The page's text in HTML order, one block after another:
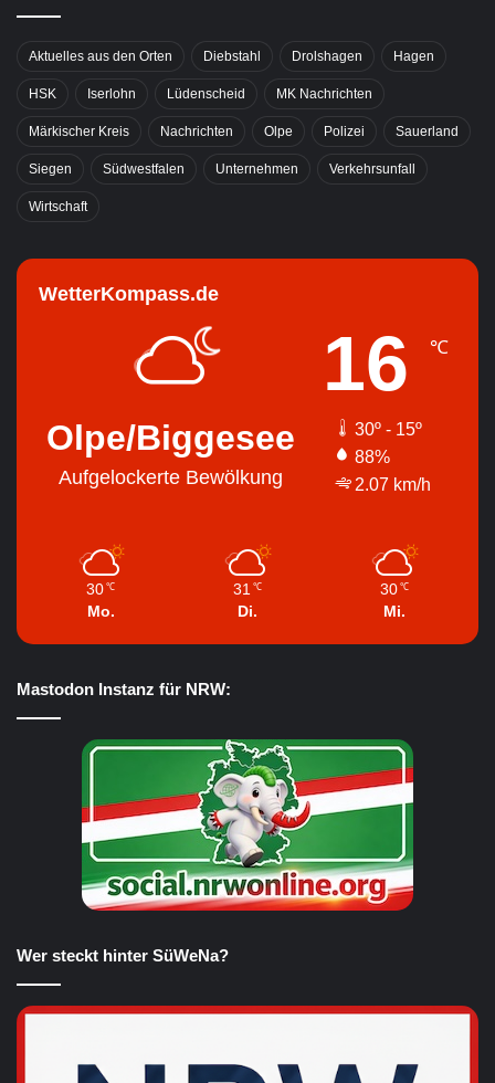
Aktuelles aus den Orten Diebstahl Drolshagen Hagen
HSK Iserlohn Lüdenscheid MK Nachrichten
Märkischer Kreis Nachrichten Olpe Polizei Sauerland
Siegen Südwestfalen Unternehmen Verkehrsunfall
Wirtschaft
WetterKompass.de
Olpe/Biggesee
Aufgelockerte Bewölkung
16 ℃
30º - 15º
88%
2.07 km/h
30 ℃
Mo.
31 ℃
Di.
30 ℃
Mi.
Mastodon Instanz für NRW:
Wer steckt hinter SüWeNa?